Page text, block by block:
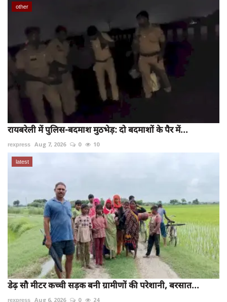
other
रायबरेली में पुलिस-बदमाश मुठभेड़: दो बदमाशों के पैर में...
rexpress Aug 7, 2026 0 10
latest
डेढ़ सौ मीटर कच्ची सड़क बनी ग्रामीणों की परेशानी, बरसात...
rexpress Aug 6, 2026 0 24